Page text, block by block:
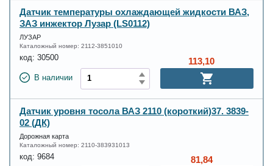
Датчик температуры охлаждающей жидкости ВАЗ,
ЗАЗ инжектор Лузар (LS0112)
ЛУЗАР
Каталожный номер: 2112-3851010
код: 30500
В наличии
113,10
Датчик уровня тосола ВАЗ 2110 (короткий)37. 3839-
02 (ДК)
Дорожная карта
Каталожный номер: 2110-383931013
код: 9684 81,84